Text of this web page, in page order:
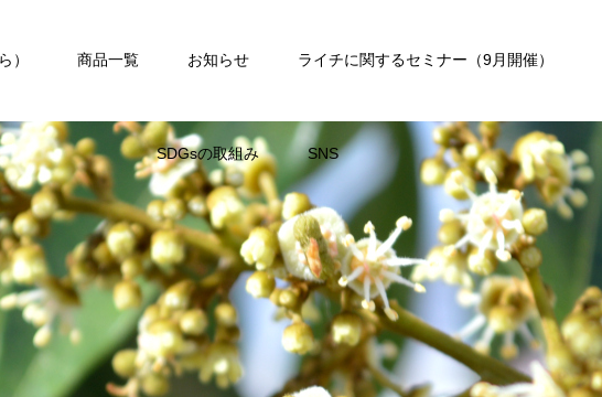
） 商品一覧 お知らせ ライチに関するセミナー（9月開催）
SDGsの取組み SNS